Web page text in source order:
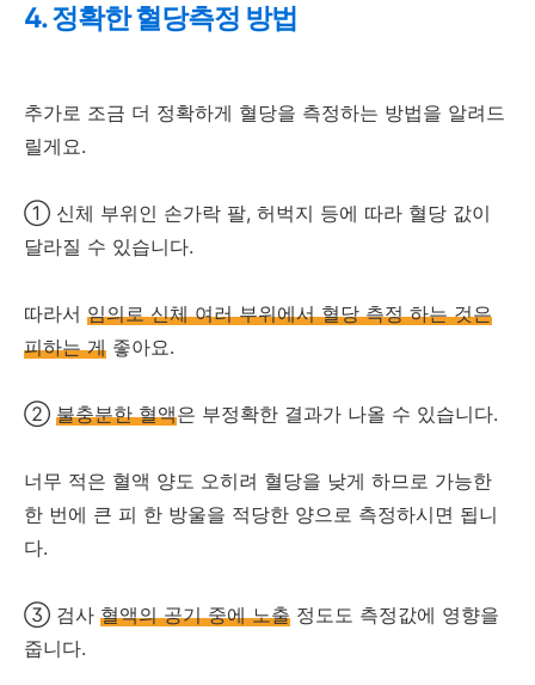
4. 정확한 혈당측정 방법
추가로 조금 더 정확하게 혈당을 측정하는 방법을 알려드
릴게요.
① 신체 부위인 손가락 팔, 허벅지 등에 따라 혈당 값이
달라질 수 있습니다.
따라서 임의로 신체 여러 부위에서 혈당 측정 하는 것은
피하는 게 좋아요.
② 불충분한 혈액은 부정확한 결과가 나올 수 있습니다.
너무 적은 혈액 양도 오히려 혈당을 낮게 하므로 가능한
한 번에 큰 피 한 방울을 적당한 양으로 측정하시면 됩니
다.
③ 검사 혈액의 공기 중에 노출 정도도 측정값에 영향을
줍니다.